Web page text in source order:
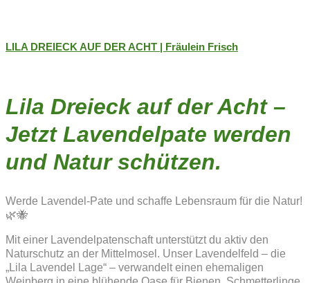
LILA DREIECK AUF DER ACHT | Fräulein Frisch
Lila Dreieck auf der Acht –
Jetzt Lavendelpate werden
und Natur schützen.
Werde Lavendel-Pate und schaffe Lebensraum für die Natur!
🌿🐝
Mit einer Lavendelpatenschaft unterstützt du aktiv den
Naturschutz an der Mittelmosel. Unser Lavendelfeld – die
„Lila Lavendel Lage“ – verwandelt einen ehemaligen